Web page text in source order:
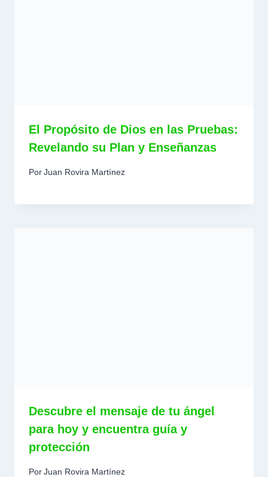
El Propósito de Dios en las Pruebas:
Revelando su Plan y Enseñanzas
PorJuan Rovira Martínez
Descubre el mensaje de tu ángel
para hoy y encuentra guía y
protección
PorJuan Rovira Martínez